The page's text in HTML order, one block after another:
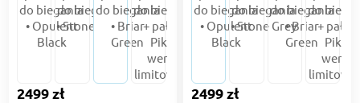
2499 zł 2499 zł